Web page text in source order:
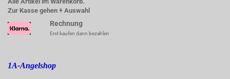
Zur Kasse gehen + Auswahl
Rechnung
Erst kaufen dann bezahlen
1A-Angelshop